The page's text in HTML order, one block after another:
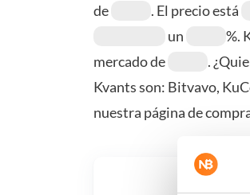
de
. El precio está
un
%.
mercado de
.
Kvants son: Bitvavo,
nuestra página de